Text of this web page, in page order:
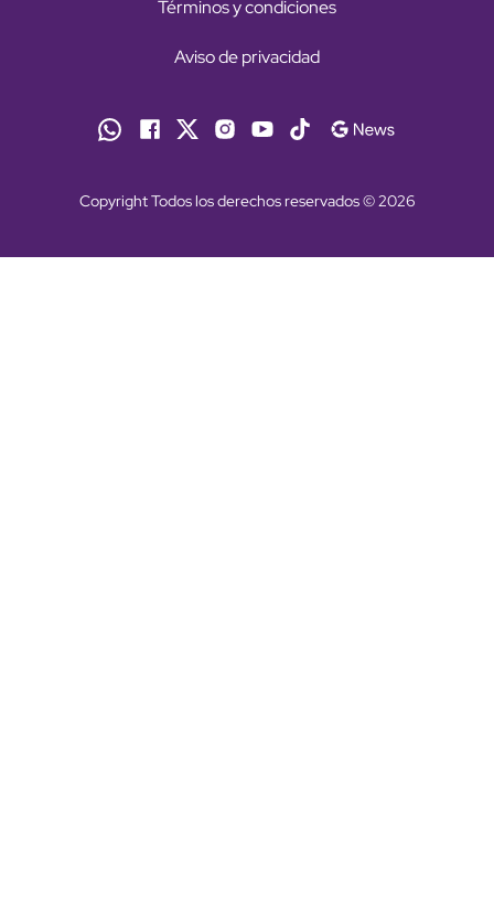
Términos y condiciones
Aviso de privacidad
Copyright Todos los derechos reservados © 2026